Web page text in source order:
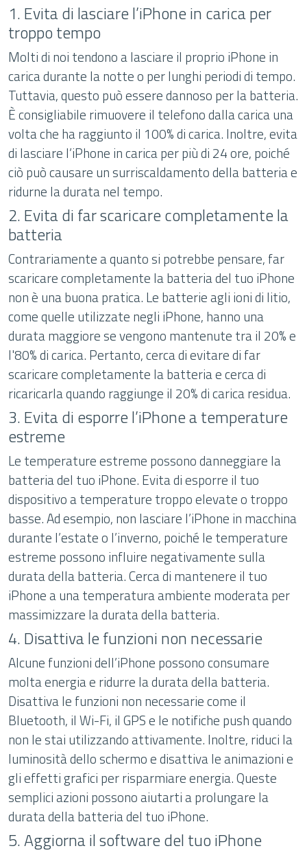
1. Evita di lasciare l’iPhone in carica per
troppo tempo
Molti di noi tendono a lasciare il proprio iPhone in
carica durante la notte o per lunghi periodi di tempo.
Tuttavia, questo può essere dannoso per la batteria.
È consigliabile rimuovere il telefono dalla carica una
volta che ha raggiunto il 100% di carica. Inoltre, evita
di lasciare l’iPhone in carica per più di 24 ore, poiché
ciò può causare un surriscaldamento della batteria e
ridurne la durata nel tempo.
2. Evita di far scaricare completamente la
batteria
Contrariamente a quanto si potrebbe pensare, far
scaricare completamente la batteria del tuo iPhone
non è una buona pratica. Le batterie agli ioni di litio,
come quelle utilizzate negli iPhone, hanno una
durata maggiore se vengono mantenute tra il 20% e
l'80% di carica. Pertanto, cerca di evitare di far
scaricare completamente la batteria e cerca di
ricaricarla quando raggiunge il 20% di carica residua.
3. Evita di esporre l’iPhone a temperature
estreme
Le temperature estreme possono danneggiare la
batteria del tuo iPhone. Evita di esporre il tuo
dispositivo a temperature troppo elevate o troppo
basse. Ad esempio, non lasciare l’iPhone in macchina
durante l’estate o l’inverno, poiché le temperature
estreme possono influire negativamente sulla
durata della batteria. Cerca di mantenere il tuo
iPhone a una temperatura ambiente moderata per
massimizzare la durata della batteria.
4. Disattiva le funzioni non necessarie
Alcune funzioni dell’iPhone possono consumare
molta energia e ridurre la durata della batteria.
Disattiva le funzioni non necessarie come il
Bluetooth, il Wi-Fi, il GPS e le notifiche push quando
non le stai utilizzando attivamente. Inoltre, riduci la
luminosità dello schermo e disattiva le animazioni e
gli effetti grafici per risparmiare energia. Queste
semplici azioni possono aiutarti a prolungare la
durata della batteria del tuo iPhone.
5. Aggiorna il software del tuo iPhone